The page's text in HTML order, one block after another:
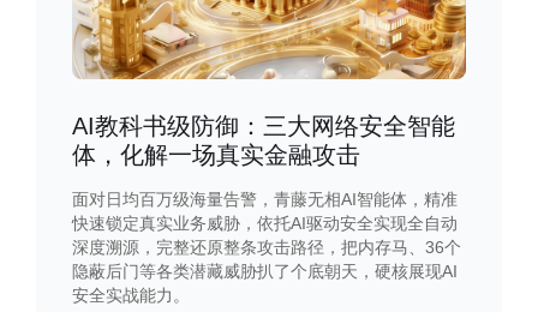
AI教科书级防御：三大网络安全智能
体，化解一场真实金融攻击
面对日均百万级海量告警，青藤无相AI智能体，精准
快速锁定真实业务威胁，依托AI驱动安全实现全自动
深度溯源，完整还原整条攻击路径，把内存马、36个
隐蔽后门等各类潜藏威胁扒了个底朝天，硬核展现AI
安全实战能力。